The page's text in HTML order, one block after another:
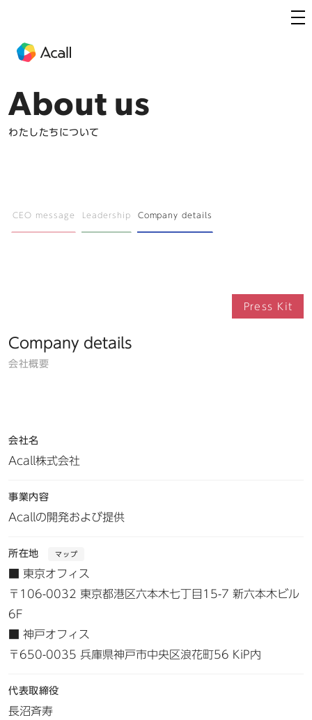
About us
わたしたちについて
CEO message Leadership Company details
Press Kit
Company details
会社概要
会社名
Acall株式会社
事業内容
Acallの開発および提供
所在地 マップ
■ 東京オフィス
〒106-0032 東京都港区六本木七丁目15-7 新六本木ビル
6F
■ 神戸オフィス
〒650-0035 兵庫県神戸市中央区浪花町56 KiP内
代表取締役
長沼斉寿